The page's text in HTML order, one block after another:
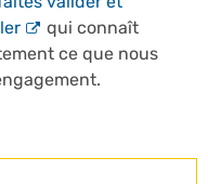
qui connaît
ce que nous